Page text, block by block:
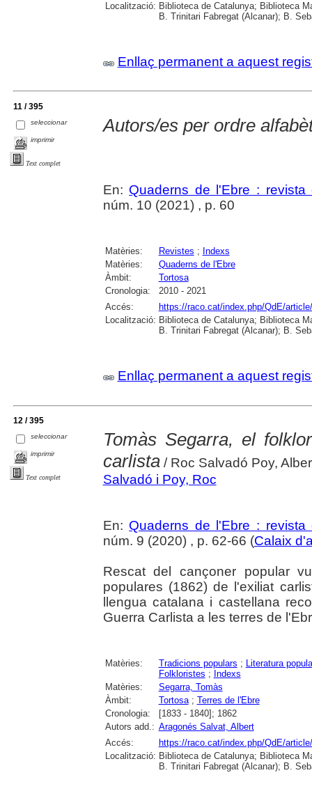
Localització: Biblioteca de Catalunya; Biblioteca
B. Trinitari Fabregat (Alcanar); B.
Enllaç permanent a aquest
11 / 395
seleccionar
imprimir
Text complet
Autors/es per ordre
En: Quaderns de l'Ebre :
núm. 10 (2021) , p. 60
Matèries: Revistes ; Indexs
Matèries:
Quaderns de l'Ebre
Àmbit:
Tortosa
Cronologia:
2010 - 2021
Accés:
https://raco.cat/index.php/QdE/
Localització: Biblioteca de Catalunya; Biblioteca
B. Trinitari Fabregat (Alcanar); B.
Enllaç permanent a aquest
12 / 395
seleccionar
imprimir
Text complet
Tomàs Segarra, el
carlista/ Roc Salvadó Poy,
Salvadó i Poy, Roc
En: Quaderns de l'Ebre :
núm. 9 (2020) , p. 62-66 (Calaix
Rescat del cançoner popular
populares (1862) de l'exiliat
llengua catalana i castellana
Guerra Carlista a les terres de
Matèries: Tradicions populars ; Literatura
Folkloristes ; Indexs
Matèries:
Segarra, Tomàs
Àmbit:
Tortosa; Terres de l'Ebre
Cronologia:
[1833 - 1840]; 1862
Autors add.: Aragonés Salvat, Albert
Accés:
https://raco.cat/index.php/QdE/
Localització: Biblioteca de Catalunya; Biblioteca
B. Trinitari Fabregat (Alcanar); B.